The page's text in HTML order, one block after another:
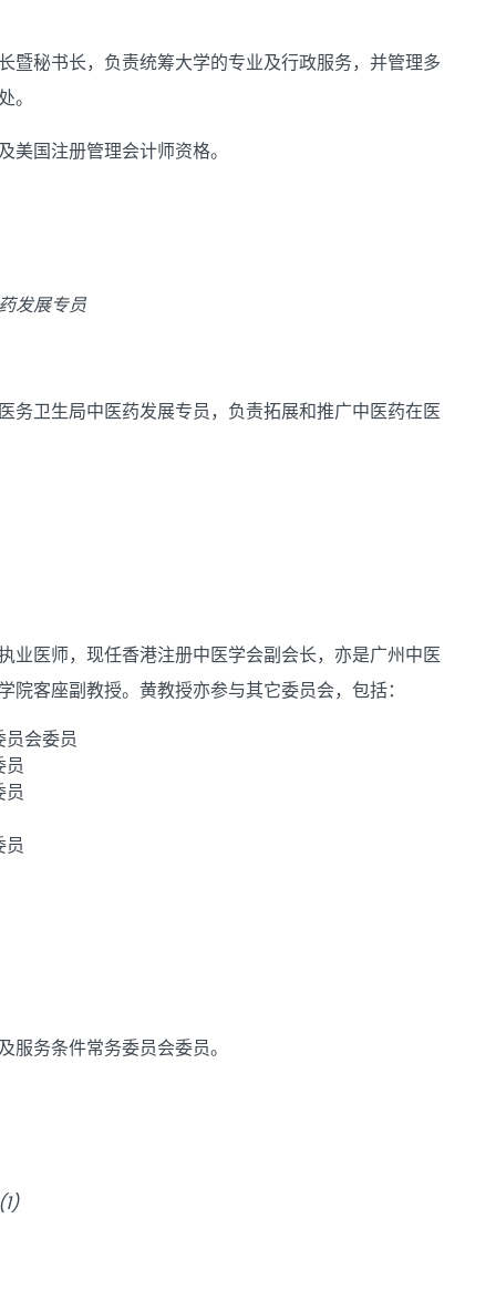
暨秘书长，负责统筹大学的专业及行政服务，并管理多
。
国注册管理会计师资格。
发展专员
务卫生局中医药发展专员，负责拓展和推广中医药在医
业医师，现任香港注册中医学会副会长，亦是广州中医
客座副教授。黄教授亦参与其它委员会，包括：
会委员
员
员
员
务条件常务委员会委员。